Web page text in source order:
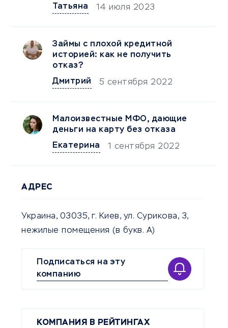
Татьяна
14 июля 2023
Займы с плохой кредитной
историей: как не получить
отказ?
Дмитрий
5 сентября 2022
Малоизвестные МФО, дающие
деньги на карту без отказа
Екатерина
1 сентября 2022
АДРЕС
Украина, 03035, г. Киев, ул. Сурикова, 3,
нежилые помещения (в букв. А)
Подписаться на эту
компанию
КОМПАНИЯ В РЕЙТИНГАХ